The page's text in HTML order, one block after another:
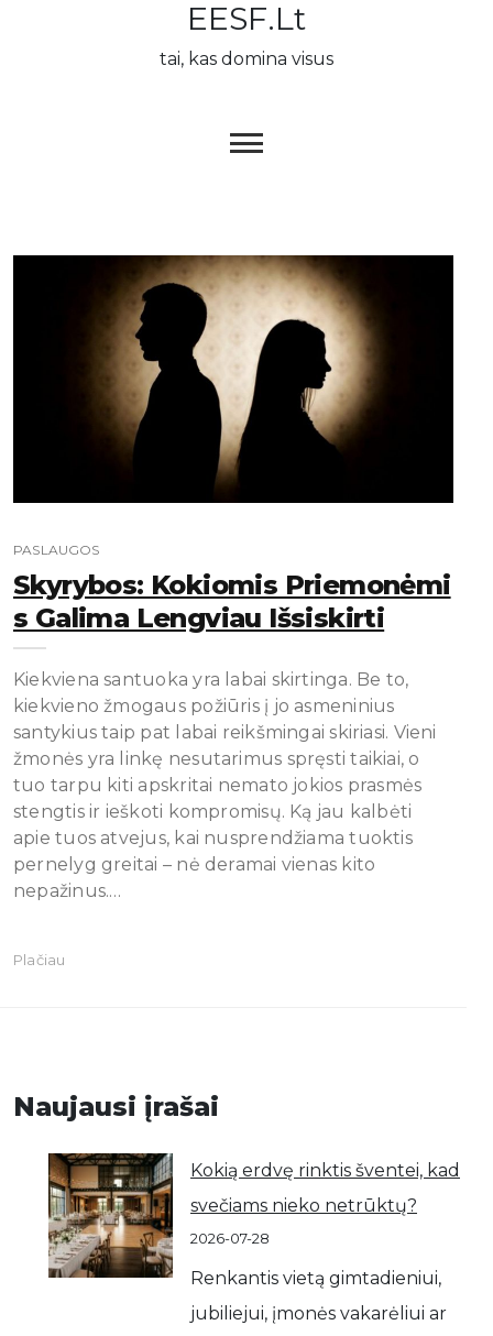
EESF.lt
tai, kas domina visus
PASLAUGOS
Skyrybos: Kokiomis Priemonėmi
S Galima Lengviau Išsiskirti
Kiekviena santuoka yra labai skirtinga. Be to,
kiekvieno žmogaus požiūris į jo asmeninius
santykius taip pat labai reikšmingai skiriasi. Vieni
žmonės yra linkę nesutarimus spręsti taikiai, o
tuo tarpu kiti apskritai nemato jokios prasmės
stengtis ir ieškoti kompromisų. Ką jau kalbėti
apie tuos atvejus, kai nusprendžiama tuoktis
pernelyg greitai – nė deramai vienas kito
nepažinus.…
Plačiau
Naujausi įrašai
Kokią erdvę rinktis šventei, kad
svečiams nieko netrūktų?
2026-07-28
Renkantis vietą gimtadieniui,
jubiliejui, įmonės vakarėliui ar